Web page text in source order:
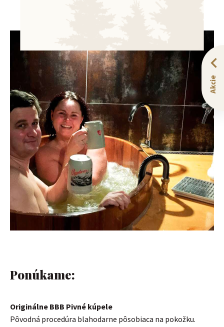
Akcie
Ponúkame:
Originálne BBB Pivné kúpele
Pôvodná procedúra blahodarne pôsobiaca na pokožku.